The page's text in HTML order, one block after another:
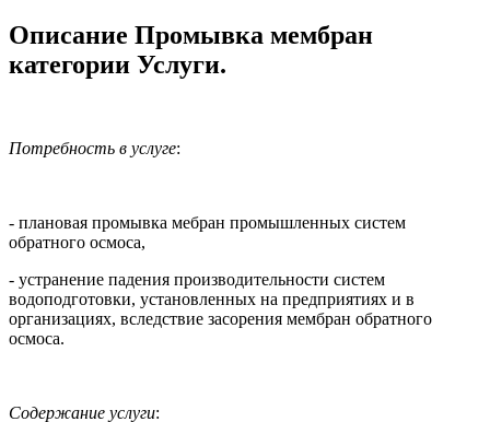
Описание Промывка мембран
категории Услуги.
Потребность в услуге:
- плановая промывка мебран промышленных систем
обратного осмоса,
- устранение падения производительности систем
водоподготовки, установленных на предприятиях и в
организациях, вследствие засорения мембран обратного
осмоса.
Содержание услуги: